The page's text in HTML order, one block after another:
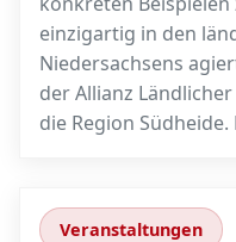
einzigartig in den
Niedersachsens
der Allianz
die Region
Veranstaltungen